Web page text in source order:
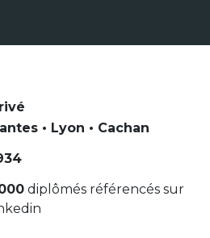
• Lyon • Cachan
diplômés référencés sur